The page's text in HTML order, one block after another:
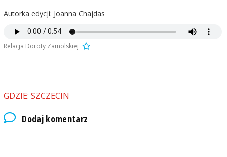
Autorka edycji: Joanna Chajdas
Relacja Doroty Zamolskiej
GDZIE: SZCZECIN
Dodaj komentarz